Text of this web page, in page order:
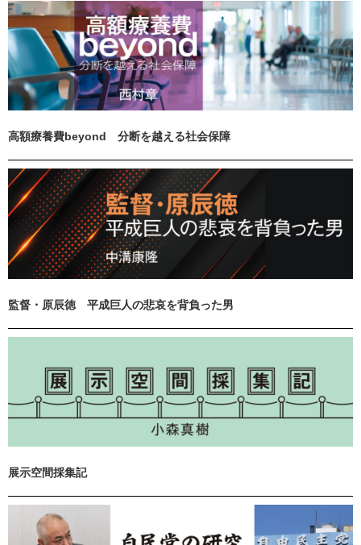
高額療養費beyond 分断を越える社会保障
監督・原辰徳 平成巨人の悲哀を背負った男
展示空間採集記